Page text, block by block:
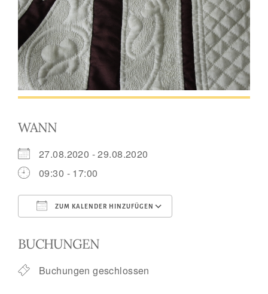
WANN
27.08.2020 - 29.08.2020
09:30 - 17:00
ZUM KALENDER HINZUFÜGEN
BUCHUNGEN
Buchungen geschlossen